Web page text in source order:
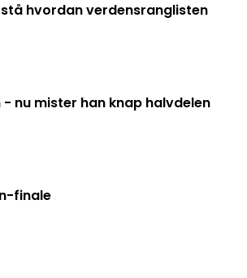
hvordan verdensranglisten
nu mister han knap halvdelen
finale